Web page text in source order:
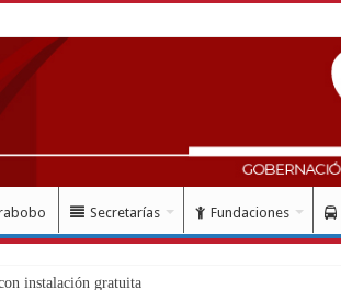
Secretarías Fundaciones